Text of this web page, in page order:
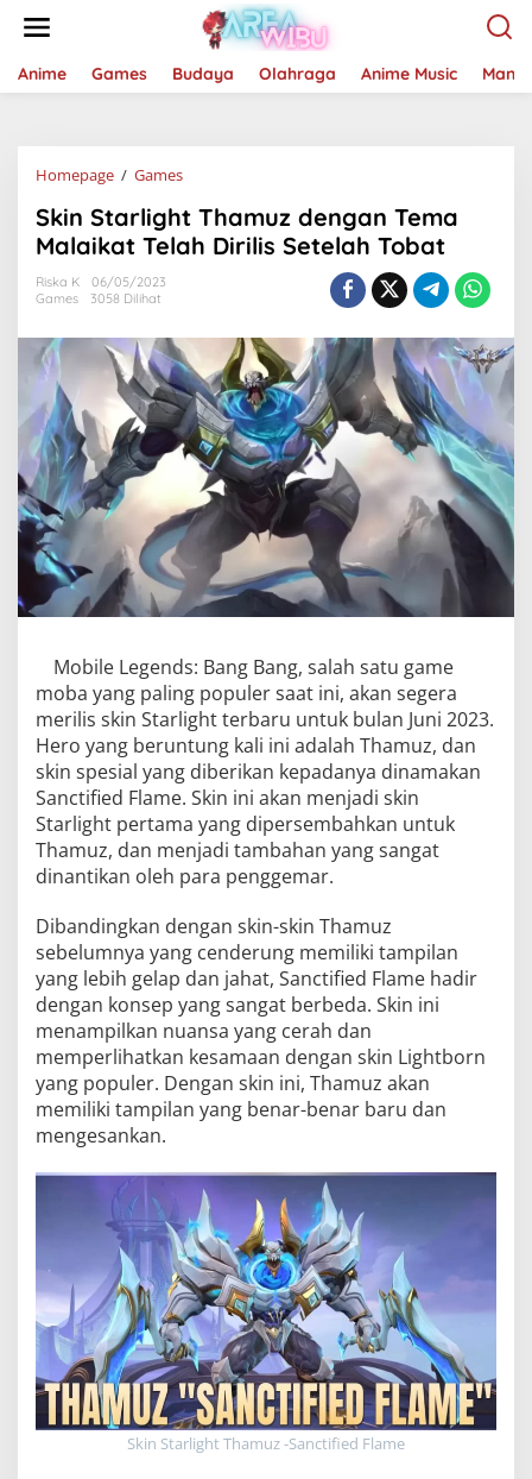
Anime Games Budaya Olahraga Anime Music
Homepage / GamesSkin
Thamuz
dengan
Tema
Setelah
Tobat
Skin Starlight Thamuz dengan Tema
Malaikat Telah Dirilis Setelah Tobat
Riska K
06/05/2023
Games
3058 Dilihat
Mobile Legends: Bang Bang, salah satu game
moba yang paling populer saat ini, akan segera
merilis skin Starlight terbaru untuk bulan Juni 2023.
Hero yang beruntung kali ini adalah Thamuz, dan
skin spesial yang diberikan kepadanya dinamakan
Sanctified Flame. Skin ini akan menjadi skin
Starlight pertama yang dipersembahkan untuk
Thamuz, dan menjadi tambahan yang sangat
dinantikan oleh para penggemar.
Dibandingkan dengan skin-skin Thamuz
sebelumnya yang cenderung memiliki tampilan
yang lebih gelap dan jahat, Sanctified Flame hadir
dengan konsep yang sangat berbeda. Skin ini
menampilkan nuansa yang cerah dan
memperlihatkan kesamaan dengan skin Lightborn
yang populer. Dengan skin ini, Thamuz akan
memiliki tampilan yang benar-benar baru dan
mengesankan.
Skin Starlight Thamuz -Sanctified Flame